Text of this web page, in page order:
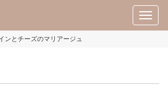
M
E
ンとチーズのマリアージュ